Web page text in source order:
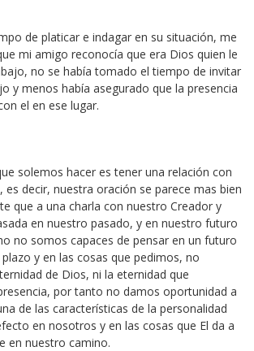
de platicar e indagar en su situación, me
mi amigo reconocía que era Dios quien le
no se había tomado el tiempo de invitar
y menos había asegurado que la presencia
el en ese lugar.
solemos hacer es tener una relación con
decir, nuestra oración se parece mas bien
que a una charla con nuestro Creador y
en nuestro pasado, y en nuestro futuro
no somos capaces de pensar en un futuro
y en las cosas que pedimos, no
de Dios, ni la eternidad que
por tanto no damos oportunidad a
de las características de la personalidad
en nosotros y en las cosas que El da a
en nuestro camino.